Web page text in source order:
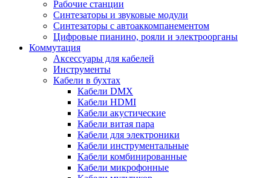
Рабочие станции
Синтезаторы и звуковые модули
Синтезаторы с автоаккомпанементом
Цифровые пианино, рояли и электроорганы
Коммутация
Аксессуары для кабелей
Инструменты
Кабели в бухтах
Кабели DMX
Кабели HDMI
Кабели акустические
Кабели витая пара
Кабели для электроники
Кабели инструментальные
Кабели комбинированные
Кабели микрофонные